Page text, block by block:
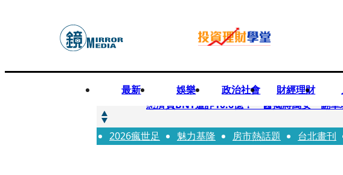
最新 娛樂 政治社會 財經理財
快訊
慈濟買BNT遭詐10.6億！ 醫揭蔣萬安「翻車
快訊
慈濟挨詐十億／跟陳時中道歉？ 蔣萬安嗆：
2026瘋世足 魅力基隆 房市熱話題 台北畫刊